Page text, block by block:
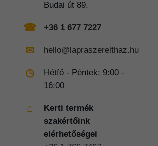
Budai út 89.
☎ +36 1 677 7227
✉ hello@lapraszerelthaz.hu
◷
Hétfő - Péntek: 9:00 -
16:00
⌂
Kerti termék
szakértőink
elérhetőségei